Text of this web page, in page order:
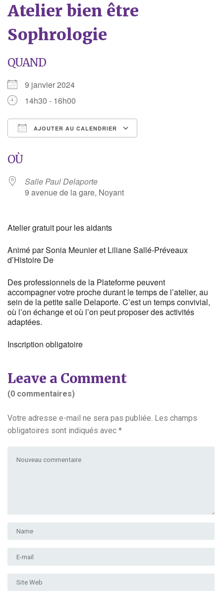
Atelier bien être
Sophrologie
QUAND
9 janvier 2024
14h30 - 16h00
AJOUTER AU CALENDRIER
OÙ
Salle Paul Delaporte
9 avenue de la gare, Noyant
Atelier gratuit pour les aidants
Animé par Sonia Meunier et Liliane Sallé-Préveaux
d’Histoire De
Des professionnels de la Plateforme peuvent
accompagner votre proche durant le temps de l’atelier, au
sein de la petite salle Delaporte. C’est un temps convivial,
où l’on échange et où l’on peut proposer des activités
adaptées.
Inscription obligatoire
Leave a Comment
(0 commentaires)
Votre adresse e-mail ne sera pas publiée. Les champs
obligatoires sont indiqués avec *
Prénom et nom
Adresse e-mail
Site Web